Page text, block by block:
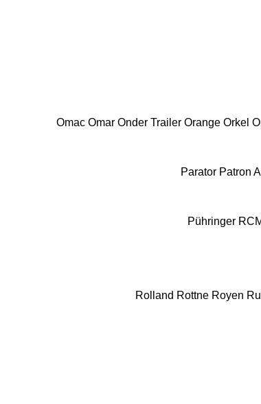
Omac Omar Onder Trailer Orange Orkel
Parator Patron
Pühringer
Rolland Rottne Royen